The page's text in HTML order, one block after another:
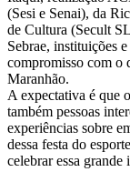
(Sesi e Senai), da
de Cultura (Secult
Sebrae, instituições
compromisso com o
Maranhão.
A expectativa é que
também pessoas
experiências sobre
dessa festa do
celebrar essa grande